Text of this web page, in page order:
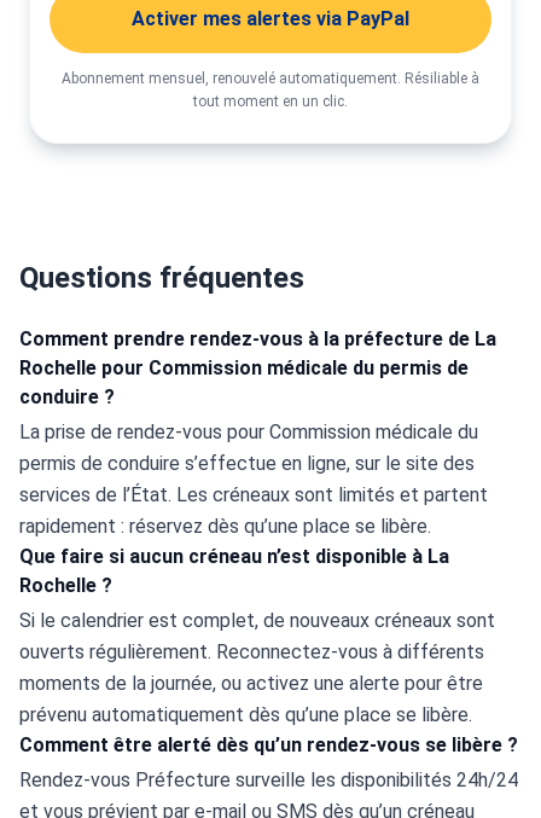
Activer mes alertes via PayPal
Abonnement mensuel, renouvelé automatiquement. Résiliable à
tout moment en un clic.
Questions fréquentes
Comment prendre rendez-vous à la préfecture de La
Rochelle pour Commission médicale du permis de
conduire ?
La prise de rendez-vous pour Commission médicale du
permis de conduire s’effectue en ligne, sur le site des
services de l’État. Les créneaux sont limités et partent
rapidement : réservez dès qu’une place se libère.
Que faire si aucun créneau n’est disponible à La
Rochelle ?
Si le calendrier est complet, de nouveaux créneaux sont
ouverts régulièrement. Reconnectez-vous à différents
moments de la journée, ou activez une alerte pour être
prévenu automatiquement dès qu’une place se libère.
Comment être alerté dès qu’un rendez-vous se libère ?
Rendez-vous Préfecture surveille les disponibilités 24h/24
et vous prévient par e-mail ou SMS dès qu’un créneau